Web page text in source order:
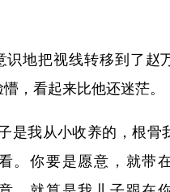
识地把视线转移到了赵
，看起来比他还迷茫。
是我从小收养的，根骨
。你要是愿意，就带